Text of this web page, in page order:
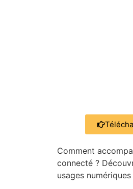
Comment
connecté ?
usages